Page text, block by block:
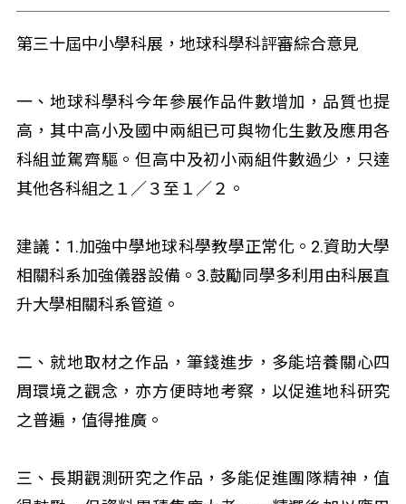
第三十屆中小學科展，地球科學科評審綜合意見
一、地球科學科今年參展作品件數增加，品質也提
高，其中高小及國中兩組已可與物化生數及應用各
科組並駕齊驅。但高中及初小兩組件數過少，只達
其他各科組之１／３至１／２。
建議：1.加強中學地球科學教學正常化。2.資助大學
相關科系加強儀器設備。3.鼓勵同學多利用由科展直
升大學相關科系管道。
二、就地取材之作品，筆錢進步，多能培養關心四
周環境之觀念，亦方便時地考察，以促進地科研究
之普遍，值得推廣。
三、長期觀測研究之作品，多能促進團隊精神，值